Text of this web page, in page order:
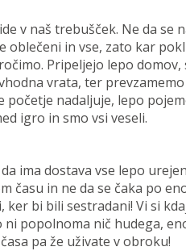
v naš trebušček. Ne da se
oblečeni in vse, zato kar
Pripeljejo lepo
vrata, ter
početje nadaljuje, lepo
igro in smo vsi veseli.
ima dostava vse lepo
času in ne da se čaka po
ker bi bili sestradani! Vi si
ni popolnoma nič hudega,
pa že uživate v obroku!